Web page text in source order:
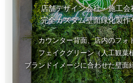
店舗デザイン会社・施工会
完全カスタム壁面緑化製作
カウンター背面、店内のフォ
フェイクグリーン（人工観葉
ブランドイメージに合わせた壁面